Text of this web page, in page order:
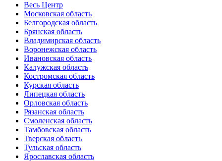
Весь Центр
Московская область
Белгородская область
Брянская область
Владимирская область
Воронежская область
Ивановская область
Калужская область
Костромская область
Курская область
Липецкая область
Орловская область
Рязанская область
Смоленская область
Тамбовская область
Тверская область
Тульская область
Ярославская область